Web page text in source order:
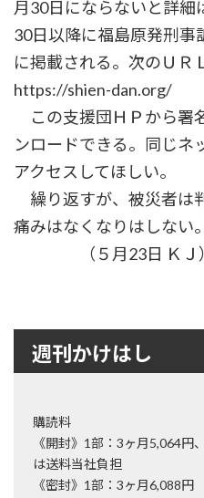
月30日にならないと詳細
30日以降に福島原発刑事
に掲載される。次のＵＲ
https://shien-dan.org/
この支援団ＨＰから署
ンロードできる。同じネ
アクセスしてほしい。
繰り返すが、被災者は
痛みはなくなりはしない。
（５月23日 ＫＪ）
週刊かけはし
購読料
《開封》1部：3ヶ月5,064
は送料当社負担
《密封》1部：3ヶ月6,088円